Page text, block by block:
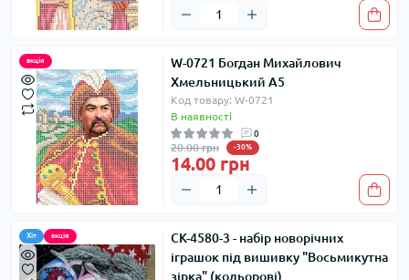
акція
W-0721 Богдан Михайлович
Хмельницький А5
Код товару: W-0721
В наявності
0
20.00 грн -30%
14.00 грн
Хіт акція
СК-4580-3 - набір новорічних
іграшок під вишивку "Восьмикутна
зірка" (кольорові)